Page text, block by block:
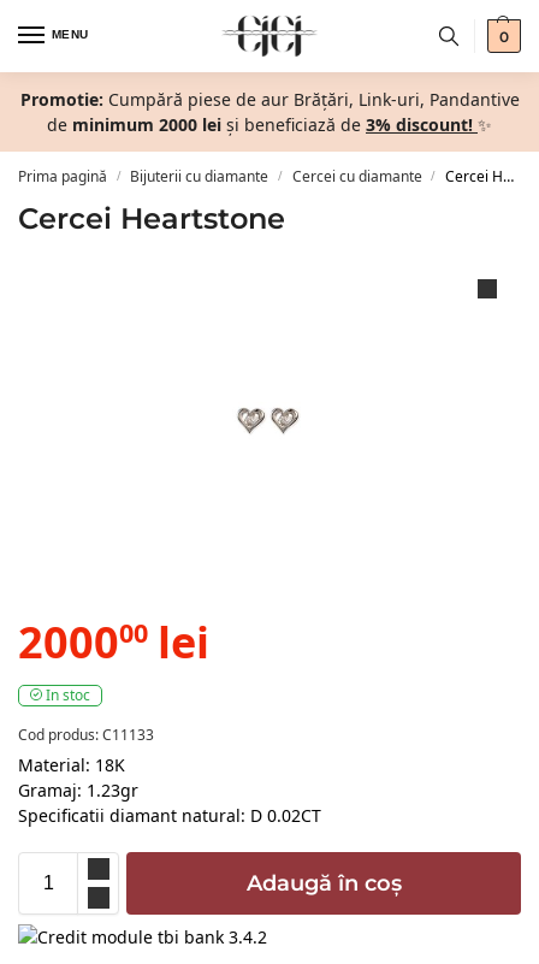
MENU 0
Promotie: Cumpără piese de aur Brățări, Link-uri, Pandantive
de minimum 2000 lei și beneficiază de 3% discount! ✨
Prima pagină / Bijuterii cu diamante / Cercei cu diamante / Cercei Heartstone
Cercei Heartstone
200000 lei
In stoc
Cod produs: C11133
Material: 18K
Gramaj: 1.23gr
Specificatii diamant natural: D 0.02CT
Adaugă în coș